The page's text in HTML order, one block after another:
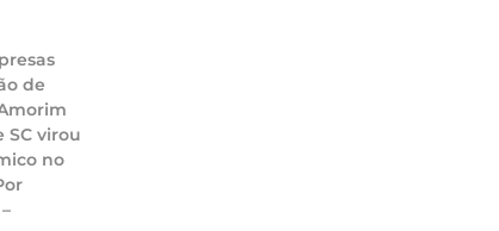
de
SC virou
no